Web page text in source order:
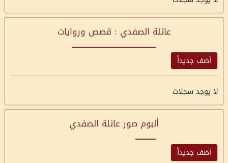
عائلة الصفدي : قصص وروايات
أضف جديداً
لا يوجد سجلات
ألبوم صور عائلة الصفدي
أضف جديداً